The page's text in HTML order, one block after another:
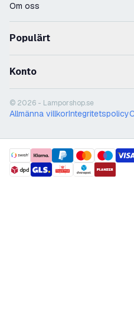
Om oss
Populärt
Konto
© 2026 - Lamporshop.se
Allmänna villkorIntegritetspolicy
payment methods
shipment methods